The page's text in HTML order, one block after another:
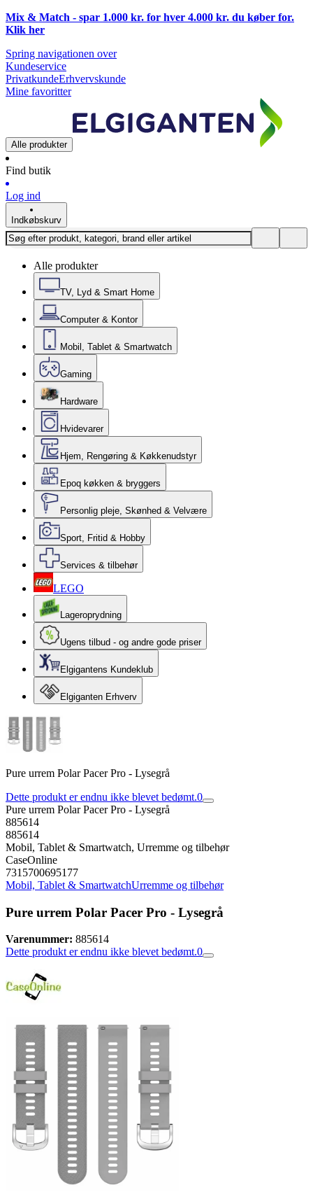
Mix & Match - spar 1.000 kr. for hver 4.000 kr. du køber for.
Klik her
Spring navigationen over
Kundeservice
PrivatkundeErhvervskunde
Mine favoritter
Alle produkter
Find butik
Log ind
Indkøbskurv
Alle produkter
TV, Lyd & Smart Home
Computer & Kontor
Mobil, Tablet & Smartwatch
Gaming
Hardware
Hvidevarer
Hjem, Rengøring & Køkkenudstyr
Epoq køkken & bryggers
Personlig pleje, Skønhed & Velvære
Sport, Fritid & Hobby
Services & tilbehør
LEGO
Lageroprydning
Ugens tilbud - og andre gode priser
Elgigantens Kundeklub
Elgiganten Erhverv
Pure urrem Polar Pacer Pro - Lysegrå
Dette produkt er endnu ikke blevet bedømt.0
Pure urrem Polar Pacer Pro - Lysegrå
885614
885614
Mobil, Tablet & Smartwatch, Urremme og tilbehør
CaseOnline
7315700695177
Mobil, Tablet & SmartwatchUrremme og tilbehør
Pure urrem Polar Pacer Pro - Lysegrå
Varenummer: 885614
Dette produkt er endnu ikke blevet bedømt.0